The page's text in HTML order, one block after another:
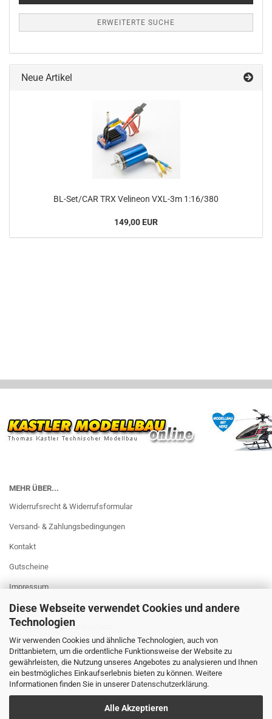
Diese Webseite verwendet Cookies und andere
Technologien
Wir verwenden Cookies und ähnliche Technologien, auch von
Drittanbietern, um die ordentliche Funktionsweise der Website zu
gewährleisten, die Nutzung unseres Angebotes zu analysieren und Ihnen
ein bestmögliches Einkaufserlebnis bieten zu können. Weitere
Informationen finden Sie in unserer Datenschutzerklärung.
Alle Akzeptieren
ERWEITERTE SUCHE
Neue Artikel
BL-Set/CAR TRX Velineon VXL-3m 1:16/380
149,00 EUR
MEHR ÜBER...
Widerrufsrecht & Widerrufsformular
Versand- & Zahlungsbedingungen
Kontakt
Gutscheine
Impressum
AGB
Privatsphäre und Datenschutz
Datenschutzerklärung DSGVO
RUNDGANG IM LADEN
Cookie Einstellungen